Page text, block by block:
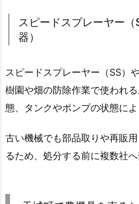
スピードスプレーヤー
器）
スピードスプレーヤー（SS）
樹園や畑の防除作業で使われ
態、タンクやポンプの状態に
古い機械でも部品取りや再販
るため、処分する前に複数社